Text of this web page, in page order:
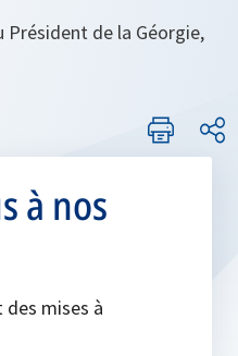
Président de la Géorgie,
à nos
mises à